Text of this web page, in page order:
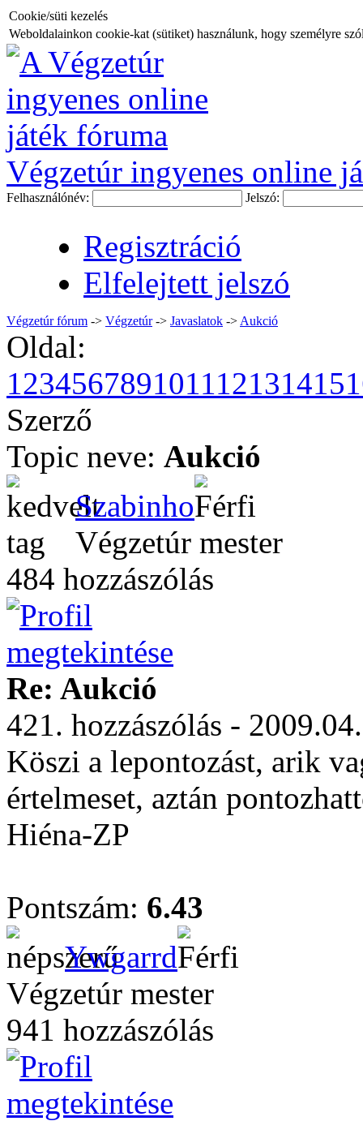
Cookie/süti kezelés
Weboldalainkon cookie-kat (sütiket) használunk, hogy személyre
Végzetúr ingyenes online
Felhasználónév: Jelszó:
Regisztráció
Elfelejtett jelszó
Végzetúr fórum -> Végzetúr-> Javaslatok -> Aukció
Oldal:
123456789101112131415
Szerző
Topic neve: Aukció
Szabinho
Végzetúr mester
484 hozzászólás
Re: Aukció
421. hozzászólás -
Köszi a lepontozást, arik
értelmeset, aztán
Hiéna-ZP
Pontszám: 6.43
Ywgarrd
Végzetúr mester
941 hozzászólás